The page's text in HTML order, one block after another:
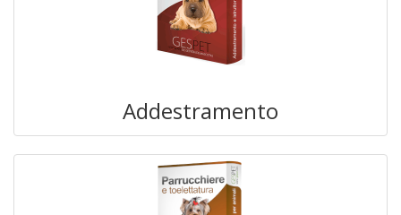
Addestramento